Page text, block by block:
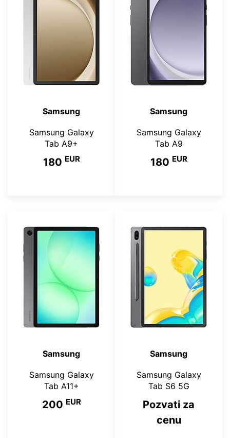
Samsung
Samsung Galaxy
Tab A9+
180 EUR
Samsung
Samsung Galaxy
Tab A9
180 EUR
Samsung
Samsung Galaxy
Tab A11+
200 EUR
Samsung
Samsung Galaxy
Tab S6 5G
Pozvati za
cenu